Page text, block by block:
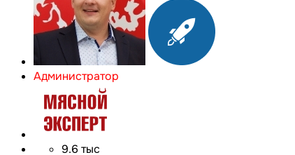
Администратор
9.6 тыс